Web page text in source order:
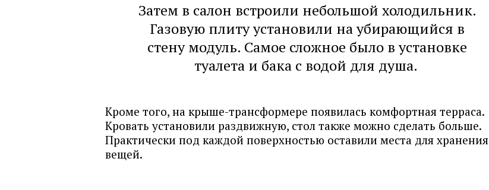
Затем в салон встроили небольшой холодильник.
Газовую плиту установили на убирающийся в
стену модуль. Самое сложное было в установке
туалета и бака с водой для душа.
Кроме того, на крыше-трансформере появилась комфортная терраса.
Кровать установили раздвижную, стол также можно сделать больше.
Практически под каждой поверхностью оставили места для хранения
вещей.